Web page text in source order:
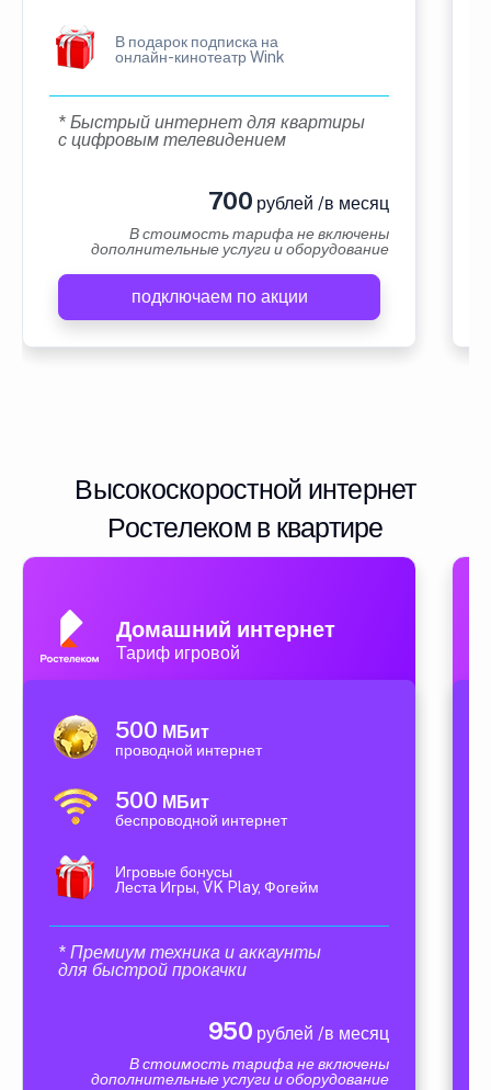
В подарок подписка на
онлайн-кинотеатр Wink
* Быстрый интернет для квартиры
с цифровым телевидением
700 рублей /в месяц
В стоимость тарифа не включены
дополнительные услуги и оборудование
подключаем по акции
Высокоскоростной интернет
Ростелеком в квартире
Домашний интернет
Тариф игровой
500 МБит
проводной интернет
500 МБит
беспроводной интернет
Игровые бонусы
Леста Игры, VK Play, Фогейм
* Премиум техника и аккаунты
для быстрой прокачки
950 рублей /в месяц
В стоимость тарифа не включены
дополнительные услуги и оборудование